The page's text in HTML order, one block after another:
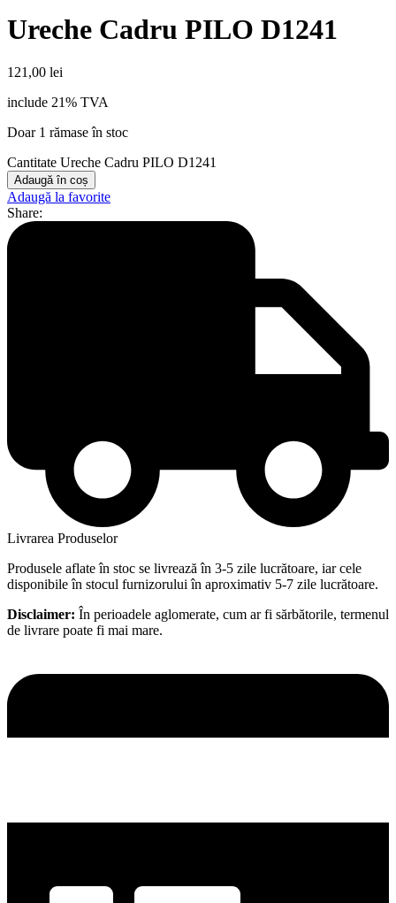
Ureche Cadru PILO D1241
121,00 lei
include 21% TVA
Doar 1 rămase în stoc
Cantitate Ureche Cadru PILO D1241
Adaugă în coș
Adaugă la favorite
Share:
Livrarea Produselor
Produsele aflate în stoc se livrează în 3-5 zile lucrătoare, iar cele
disponibile în stocul furnizorului în aproximativ 5-7 zile lucrătoare.
Disclaimer: În perioadele aglomerate, cum ar fi sărbătorile, termenul
de livrare poate fi mai mare.